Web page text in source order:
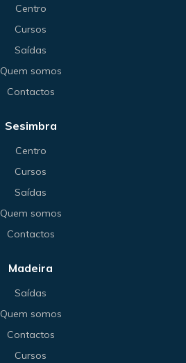
Centro
Cursos
Saídas
Quem somos
Contactos
Sesimbra
Centro
Cursos
Saídas
Quem somos
Contactos
Madeira
Saídas
Quem somos
Contactos
Cursos